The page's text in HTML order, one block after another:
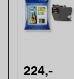
224,-